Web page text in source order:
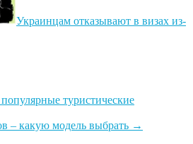
Украинцам отказывают в визах из-
туристические
– какую модель выбрать →